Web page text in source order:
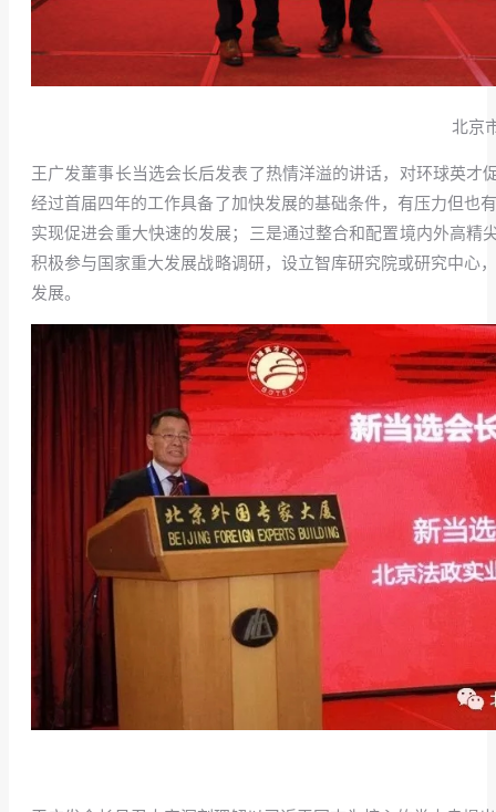
北京
王广发董事长当选会长后发表了热情洋溢的讲话，对环球英
经过首届四年的工作具备了加快发展的基础条件，有压力但也
实现促进会重大快速的发展；三是通过整合和配置境内外高
积极参与国家重大发展战略调研，设立智库研究院或研究中心
发展。